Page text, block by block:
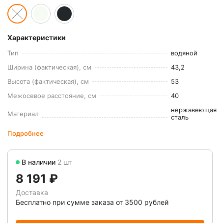
Характеристики
Тип
водяной
Ширина (фактическая), см
43,2
Высота (фактическая), см
53
Межосевое расстояние, см
40
Материал
нержавеющая
сталь
Подробнее
В наличии 2 шт
8 191 ₽
Доставка
Бесплатно при сумме заказа от 3500 рублей